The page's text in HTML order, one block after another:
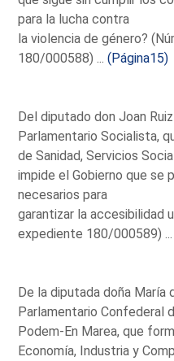
para la lucha contra
la violencia de género?
180/000588) ...(Página15)
Del diputado don Joan
Parlamentario Socialista,
de Sanidad, Servicios
impide el Gobierno que se
necesarios para
garantizar la accesibilidad
expediente 180/000589)
De la diputada doña María
Parlamentario Confederal
Podem-En Marea, que
Economía, Industria y